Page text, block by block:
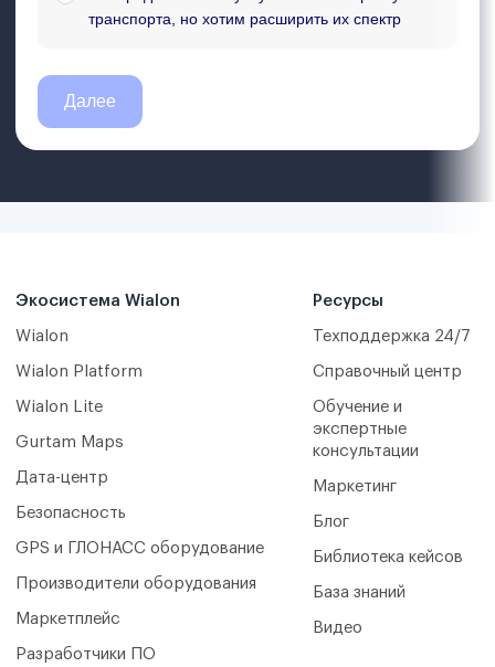
Экосистема Wialon
Wialon
Wialon Platform
Wialon Lite
Gurtam Maps
Дата-центр
Безопасность
GPS и ГЛОНАСС оборудование
Производители оборудования
Маркетплейс
Разработчики ПО
Ресурсы
Техподдержка 24/7
Справочный центр
Обучение и
экспертные
консультации
Маркетинг
Блог
Библиотека кейсов
База знаний
Видео